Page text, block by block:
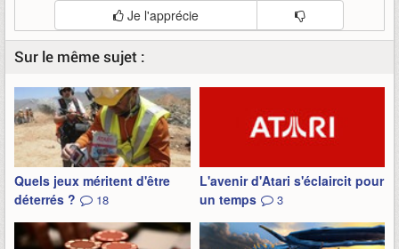
Je l'apprécie
Sur le même sujet :
Quels jeux méritent d'être
déterrés ?
18
L'avenir d'Atari s'éclaircit pour
un temps
3